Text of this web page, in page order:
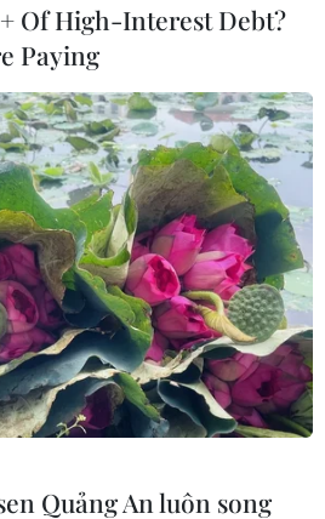
giao thông làm một cô
vong
máy va chạm với ôtô chạy
vong tại chỗ; xe ôtô lao xuống
Of High-Interest Debt?
Paying
Quảng An luôn song